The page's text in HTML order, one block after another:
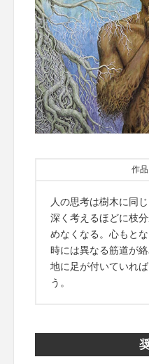
作
人の思考は樹木に同じ
深く考えるほどに枝
めなくなる。心もとな
時には異なる筋道が
地に足が付いていれ
う。